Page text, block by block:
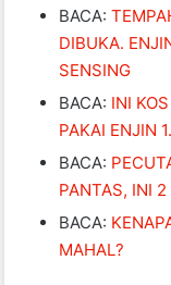
BACA:
DIBUKA.
SENSING
BACA: INI
PAKAI ENJIN
BACA:
PANTAS, INI
BACA:
MAHAL?